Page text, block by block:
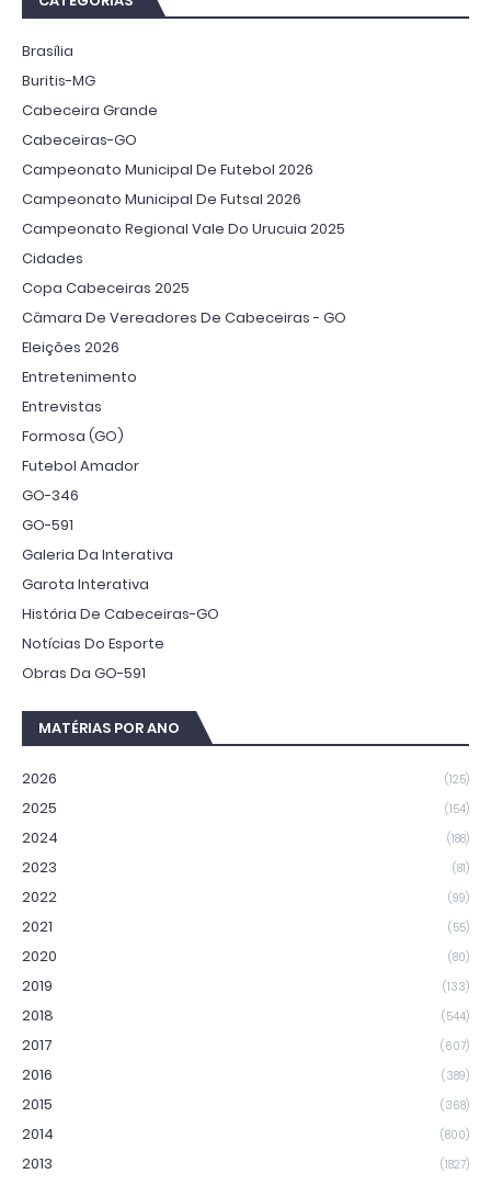
Brasília
Buritis-MG
Cabeceira Grande
Cabeceiras-GO
Campeonato Municipal De Futebol 2026
Campeonato Municipal De Futsal 2026
Campeonato Regional Vale Do Urucuia 2025
Cidades
Copa Cabeceiras 2025
Câmara De Vereadores De Cabeceiras - GO
Eleições 2026
Entretenimento
Entrevistas
Formosa (GO)
Futebol Amador
GO-346
GO-591
Galeria Da Interativa
Garota Interativa
História De Cabeceiras-GO
Notícias Do Esporte
Obras Da GO-591
MATÉRIAS POR ANO
2026 (125)
2025 (154)
2024 (188)
2023 (81)
2022 (99)
2021 (55)
2020 (80)
2019 (133)
2018 (544)
2017 (607)
2016 (389)
2015 (368)
2014 (800)
2013 (1827)